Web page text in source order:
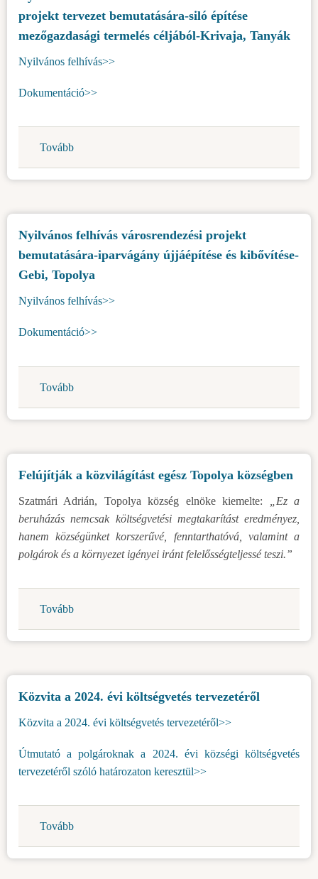
felújítása
Topolya
projekt tervezet bemutatására-siló építése
mezőgazdasági termelés céljából-Krivaja, Tanyák
Nyilvános felhívás>>
Dokumentáció>>
Tovább
felhívás
E-
városrendezési
projekt
tervezet
siló
építése
Nyilvános felhívás városrendezési projekt
bemutatására-iparvágány újjáépítése és kibővítése-
Gebi, Topolya
Nyilvános felhívás>>
Dokumentáció>>
Tovább
felhívás
városrendezési
iparvágány
újjáépítése
kibővítése-
Gebi,
Felújítják a közvilágítást egész Topolya községben
Szatmári Adrián, Topolya község elnöke kiemelte:
„Ez a
beruházás nemcsak költségvetési megtakarítást eredményez,
hanem községünket korszerűvé, fenntarthatóvá, valamint a
polgárok és a környezet igényei iránt felelősségteljessé teszi.”
Tovább
a
közvilágítást
községben)
Közvita a 2024. évi költségvetés tervezetéről
Közvita a 2024. évi költségvetés tervezetéről>>
Útmutató a polgároknak a 2024. évi községi költségvetés
tervezetéről szóló határozaton keresztül>>
Tovább
a
2024.